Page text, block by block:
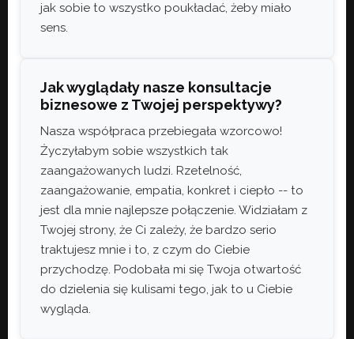
jak sobie to wszystko poukładać, żeby miało
sens.
Jak wyglądały nasze konsultacje
biznesowe z Twojej perspektywy?
Nasza współpraca przebiegała wzorcowo!
Życzyłabym sobie wszystkich tak
zaangażowanych ludzi. Rzetelność,
zaangażowanie, empatia, konkret i ciepło -- to
jest dla mnie najlepsze połączenie. Widziałam z
Twojej strony, że Ci zależy, że bardzo serio
traktujesz mnie i to, z czym do Ciebie
przychodzę. Podobała mi się Twoja otwartość
do dzielenia się kulisami tego, jak to u Ciebie
wygląda.